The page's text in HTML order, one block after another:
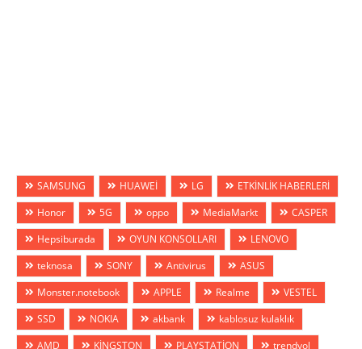
SAMSUNG HUAWEİ LG
ETKİNLİK HABERLERİ
Honor
5G oppo MediaMarkt
CASPER
Hepsiburada
OYUN KONSOLLARI
LENOVO
teknosa
SONY Antivirus
ASUS
Monster.notebook
APPLE Realme
VESTEL
SSD
NOKIA akbank
kablosuz kulaklık
AMD
KİNGSTON PLAYSTATİON
trendyol